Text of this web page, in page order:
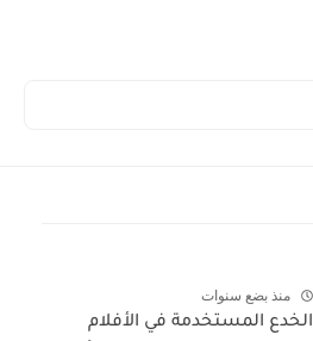
منذ بضع سنوات
الخدع المستخدمة في الأفلام